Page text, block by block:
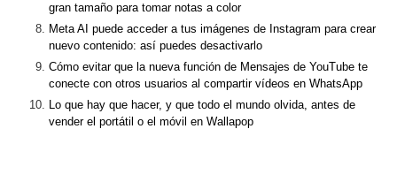
gran tamaño para tomar notas a color
Meta AI puede acceder a tus imágenes de Instagram para crear
nuevo contenido: así puedes desactivarlo
Cómo evitar que la nueva función de Mensajes de YouTube te
conecte con otros usuarios al compartir vídeos en WhatsApp
Lo que hay que hacer, y que todo el mundo olvida, antes de
vender el portátil o el móvil en Wallapop